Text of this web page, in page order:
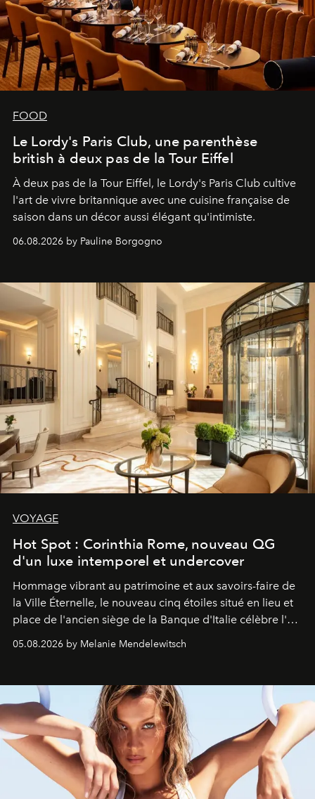
FOOD
Le Lordy's Paris Club, une parenthèse
british à deux pas de la Tour Eiffel
À deux pas de la Tour Eiffel, le Lordy's Paris Club cultive
l'art de vivre britannique avec une cuisine française de
saison dans un décor aussi élégant qu'intimiste.
06.08.2026 by Pauline Borgogno
VOYAGE
Hot Spot : Corinthia Rome, nouveau QG
d'un luxe intemporel et undercover
Hommage vibrant au patrimoine et aux savoirs-faire de
la Ville Éternelle, le nouveau cinq étoiles situé en lieu et
place de l'ancien siège de la Banque d'Italie célèbre l'art
de vivre Romain dans toute son élégance intemporelle.
05.08.2026 by Melanie Mendelewitsch